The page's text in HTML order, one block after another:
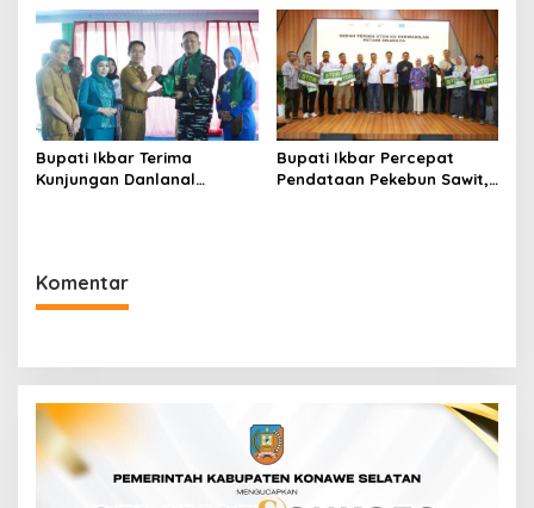
Tunjuk Narlian Jadi Plh
Sekda
Lokal
Bupati Ikbar Terima
Kunjungan Danlanal
Bupati Ikbar Percepat
Pendataan Pekebun Sawit,
Komentar